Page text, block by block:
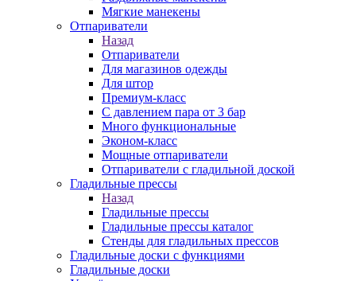
Мягкие манекены
Отпариватели
Назад
Отпариватели
Для магазинов одежды
Для штор
Премиум-класс
С давлением пара от 3 бар
Много функциональные
Эконом-класс
Мощные отпариватели
Отпариватели с гладильной доской
Гладильные прессы
Назад
Гладильные прессы
Гладильные прессы каталог
Стенды для гладильных прессов
Гладильные доски с функциями
Гладильные доски